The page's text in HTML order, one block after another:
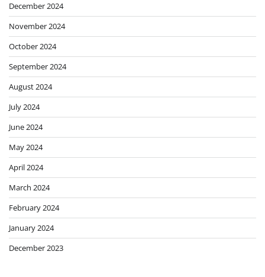
December 2024
November 2024
October 2024
September 2024
August 2024
July 2024
June 2024
May 2024
April 2024
March 2024
February 2024
January 2024
December 2023